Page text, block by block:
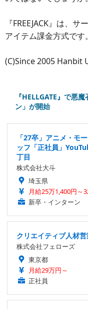
『FREEJACK』は、
アイテム課金方式です。
(C)Since 2005
『HELLGATE』で悪
ン」が開始
「27卒」アニメ・モ
ッフ「正社員」
丁目
株式会社大斗
埼玉県
月給25万1,400円～
新卒・インターン
クリエイティブ人材
株式会社フェローズ
東京都
月給29万円～
正社員